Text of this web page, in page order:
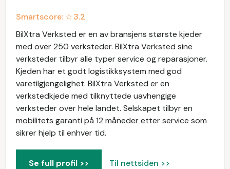
Smartscore: ☆3.2
BilXtra Verksted er en av bransjens største kjeder
med over 250 verksteder. BilXtra Verksted sine
verksteder tilbyr alle typer service og reparasjoner.
Kjeden har et godt logistikksystem med god
varetilgjengelighet. BilXtra Verksted er en
verkstedkjede med tilknyttede uavhengige
verksteder over hele landet. Selskapet tilbyr en
mobilitets garanti på 12 måneder etter service som
sikrer hjelp til enhver tid.
Se full profil >> Til nettsiden >>